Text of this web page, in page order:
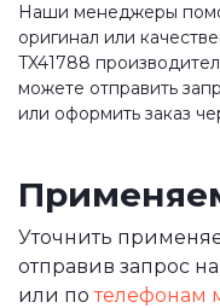
Наши менеджеры
оригинал или
TX41788
можете отправить
или оформить заказ
Уточнить
отправив запрос
или потелефонам